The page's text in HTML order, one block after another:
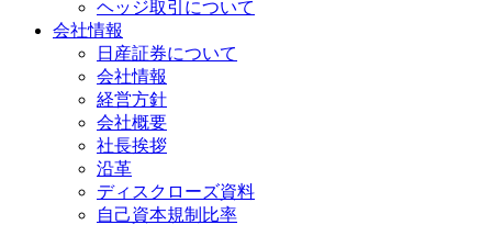
ヘッジ取引について
会社情報
日産証券について
会社情報
経営方針
会社概要
社長挨拶
沿革
ディスクローズ資料
自己資本規制比率